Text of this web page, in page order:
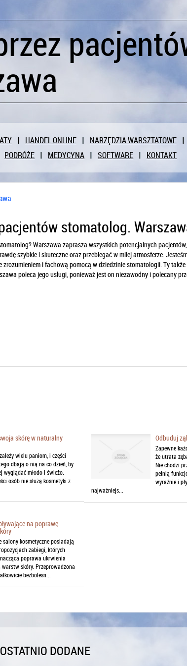
HANDEL ONLINE NARZĘDZIA WARSZTATOWE
PODRÓŻE MEDYCYNA SOFTWARE KONTAKT
stomatolog.
Warszawa zaprasza wszystkich potencjalnych
szybkie i skuteczne oraz przebiegać w miłej atmosferze.
i fachową pomocą w dziedzinie stomatologii. Ty także
poleca jego usługi, ponieważ jest on niezawodny i polecany
skórę w naturalny
wielu paniom, i części
dbają o nią na co dzień, by
wyglądać młodo i świeżo.
osób nie służą kosmetyki z
Odbuduj
Zapewne
że utrata
Nie chodzi
pełnią
wyraźnie i
najważniejs...
na poprawę
salony kosmetyczne posiadają
zabiegi, których
poprawa ukrwienia
warstw skóry. Przeprowadzona
bezbolesn...
OSTATNIO DODANE